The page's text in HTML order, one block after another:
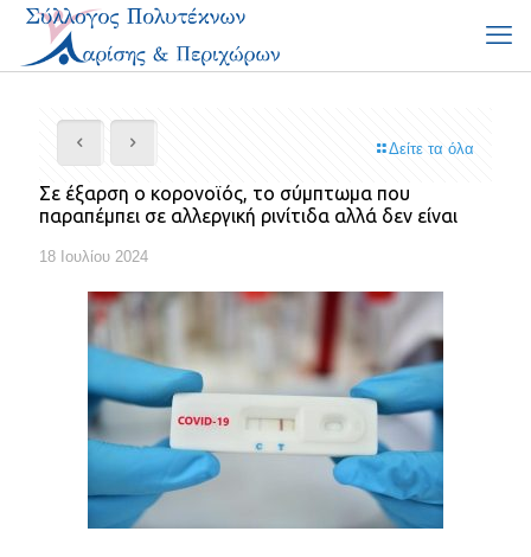
Δείτε τα όλα
Σε έξαρση ο κορονοϊός, το σύμπτωμα που
παραπέμπει σε αλλεργική ρινίτιδα αλλά δεν είναι
18 Ιουλίου 2024